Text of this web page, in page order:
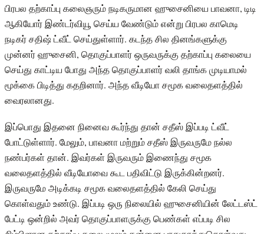
பிரபல தற்காப்பு கலைஞரும் நடிகருமான ஹுசைனியை பாவனா, டிடி
ஆகியோர் இண்டர்வியூ செய்ய வேண்டும் என்று பிரபல காமெடி
நடிகர் சதிஷ் ட்வீட் செய்துள்ளார். கடந்த சில தினங்களுக்கு
முன்னர் ஹுசைனி, தொகுப்பாளர் ஒருவருக்கு தற்காப்பு கலையை
செய்து காட்டிய போது அந்த தொகுப்பாளர் வலி தாங்க முடியாமல்
மூக்கை பிடித்து கதறினார். அந்த வீடியோ சமூக வலைதளத்தில்
வைரலானது.
இப்பொது இதனை நினைவ கூர்ந்து தான் சதீஸ் இப்படி ட்வீட்
போட்டுள்ளார். மேலும், பாவனா மற்றும் சதீஸ் இருவருமே நல்ல
நண்பர்கள் தான். இவர்கள் இருவரும் இணைந்து சமூக
வலைதளத்தில் வீடியோவை கூட பதிவிட்டு இருக்கின்றனர்.
இருவருமே அடிக்கடி சமூக வலைதளத்தில் கேலி செய்து
கொள்வதும் உண்டு. இப்படி ஒரு நிலையில் ஹுசைனியின் லேட்டஸ்ட்
பேட்டி ஒன்றில் அவர் தொகுப்பாளருக்கு பெண்கள் எப்படி சில